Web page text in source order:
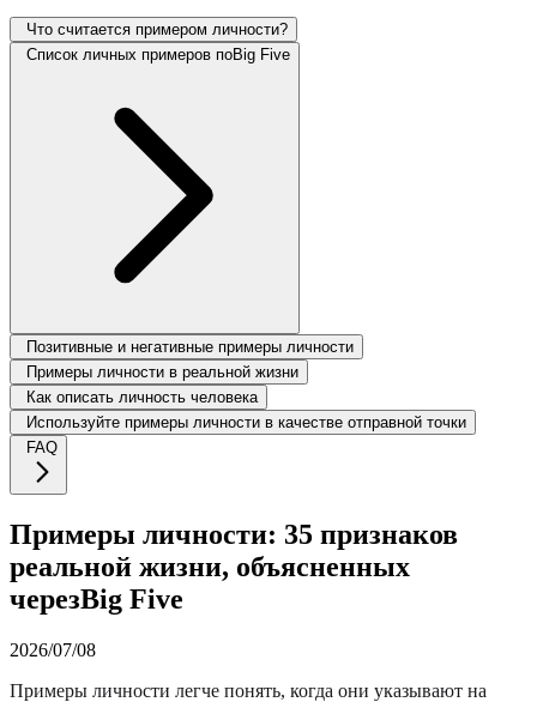
Что считается примером личности?
Список личных примеров поBig Five
Позитивные и негативные примеры личности
Примеры личности в реальной жизни
Как описать личность человека
Используйте примеры личности в качестве отправной точки
FAQ
Примеры личности: 35 признаков
реальной жизни, объясненных
черезBig Five
2026/07/08
Примеры личности легче понять, когда они указывают на